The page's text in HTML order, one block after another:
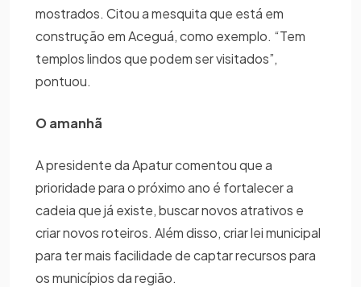
mostrados. Citou a mesquita que está em
construção em Aceguá, como exemplo. “Tem
templos lindos que podem ser visitados”,
pontuou.
O amanhã
A presidente da Apatur comentou que a
prioridade para o próximo ano é fortalecer a
cadeia que já existe, buscar novos atrativos e
criar novos roteiros. Além disso, criar lei municipal
para ter mais facilidade de captar recursos para
os municípios da região.